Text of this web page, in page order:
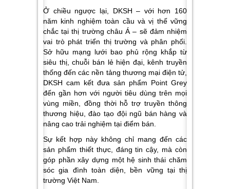
Ở chiều ngược lại, DKSH – với hơn 160
năm kinh nghiệm toàn cầu và vị thế vững
chắc tại thị trường châu Á – sẽ đảm nhiệm
vai trò phát triển thị trường và phân phối.
Sở hữu mạng lưới bao phủ rộng khắp từ
siêu thị, chuỗi bán lẻ hiện đại, kênh truyền
thống đến các nền tảng thương mại điện tử,
DKSH cam kết đưa sản phẩm Point Grey
đến gần hơn với người tiêu dùng trên mọi
vùng miền, đồng thời hỗ trợ truyền thông
thương hiệu, đào tạo đội ngũ bán hàng và
nâng cao trải nghiệm tại điểm bán.
Sự kết hợp này không chỉ mang đến các
sản phẩm thiết thực, đáng tin cậy, mà còn
góp phần xây dựng một hệ sinh thái chăm
sóc gia đình toàn diện, bền vững tại thị
trường Việt Nam.